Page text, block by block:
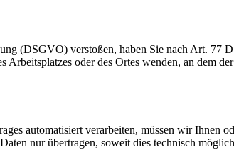
(DSGVO) verstoßen, haben Sie nach Art. 77
oder des Ortes wenden, an dem
automatisiert verarbeiten, müssen wir Ihnen
nur übertragen, soweit dies technisch